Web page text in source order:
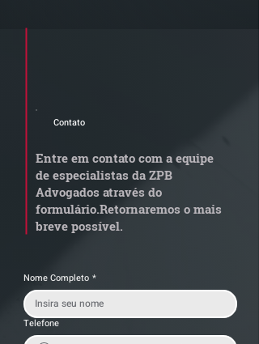
STJ admite
por penosidade e acende
alerta para
transportadoras
Contato
Entre em contato com a equipe
de especialistas da ZPB
Advogados através do
formulário.Retornaremos o mais
breve possível.
Nome Completo *
Telefone